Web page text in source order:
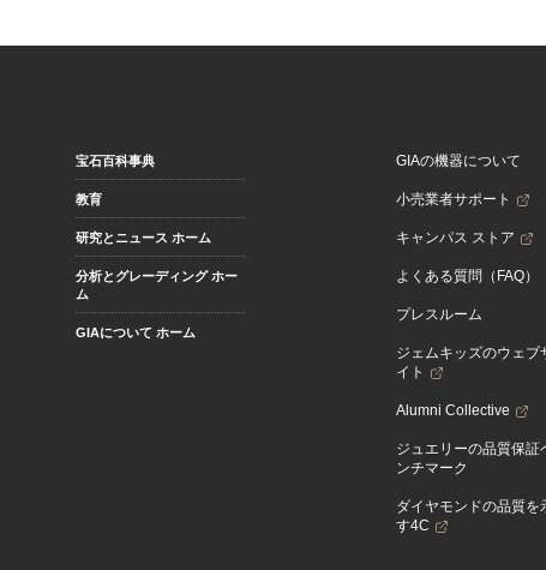
宝石百科事典
教育
研究とニュース ホーム
分析とグレーディング ホー
ム
GIAについて ホーム
GIAの機器について
小売業者サポート
キャンパス ストア
よくある質問（FAQ）
プレスルーム
ジェムキッズのウェブ
イト
Alumni Collective
ジュエリーの品質保証
ンチマーク
ダイヤモンドの品質を
す4C